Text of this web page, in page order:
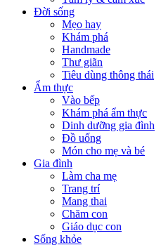
Đời sống
Mẹo hay
Khám phá
Handmade
Thư giãn
Tiêu dùng thông thái
Ẩm thực
Vào bếp
Khám phá ẩm thực
Dinh dưỡng gia đình
Đồ uống
Món cho mẹ và bé
Gia đình
Làm cha mẹ
Trang trí
Mang thai
Chăm con
Giáo dục con
Sống khỏe